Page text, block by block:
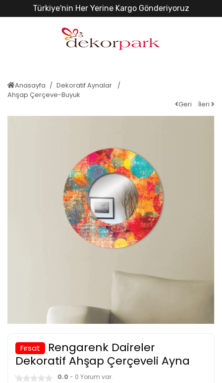
Türkiye'nin Her Yerine Kargo Gönderiyoruz
Anasayfa
Dekoratif Aynalar
Ahşap Çerçeve-Buyuk
Geri
İleri
Fırsat
Rengarenk Daireler
Dekoratif Ahşap Çerçeveli Ayna
0.0 - 0 Yorum var.